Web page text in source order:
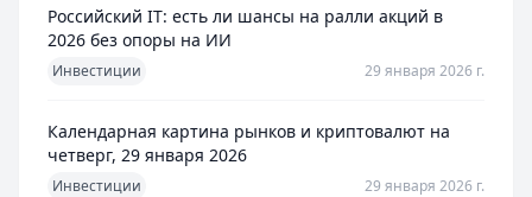
Российский IT: есть ли шансы на ралли акций в
2026 без опоры на ИИ
Инвестиции 29 января 2026 г.
Календарная картина рынков и криптовалют на
четверг, 29 января 2026
Инвестиции 29 января 2026 г.